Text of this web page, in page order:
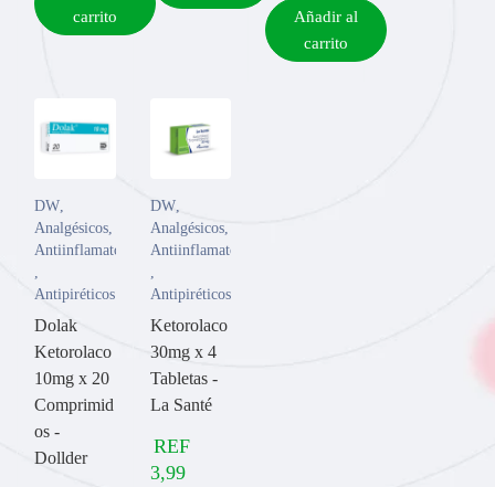
carrito
Añadir al
carrito
DW,
Analgésicos,
Antiinflamatorios
,
Antipiréticos
Dolak
Ketorolaco
10mg x 20
Comprimid
os -
Dollder
DW,
Analgésicos,
Antiinflamatorios
,
Antipiréticos
Ketorolaco
30mg x 4
Tabletas -
La Santé
REF
3,99